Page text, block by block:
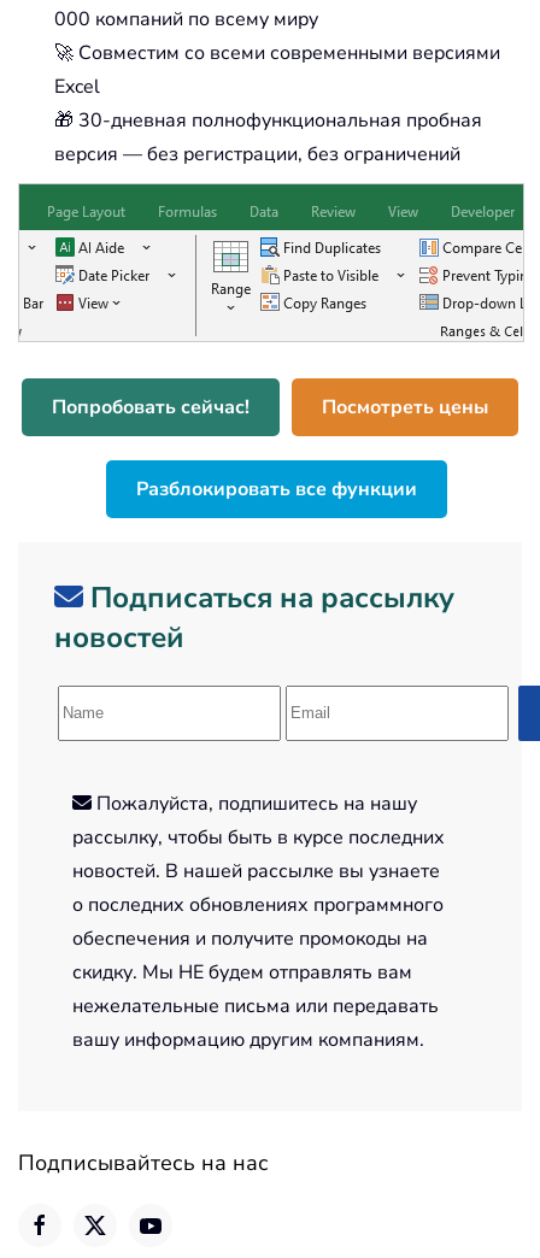
000 компаний по всему миру
🚀 Совместим со всеми современными версиями
Excel
🎁 30-дневная полнофункциональная пробная
версия — без регистрации, без ограничений
Попробовать сейчас! Посмотреть цены
Разблокировать все функции
Подписаться на рассылку
новостей
Пожалуйста, подпишитесь на нашу
рассылку, чтобы быть в курсе последних
новостей. В нашей рассылке вы узнаете
о последних обновлениях программного
обеспечения и получите промокоды на
скидку. Мы НЕ будем отправлять вам
нежелательные письма или передавать
вашу информацию другим компаниям.
Подписывайтесь на нас